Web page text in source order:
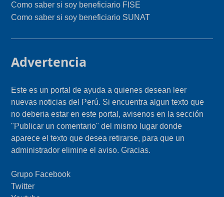
Como saber si soy beneficiario FISE
Como saber si soy beneficiario SUNAT
Advertencia
Este es un portal de ayuda a quienes desean leer
nuevas noticias del Perú. Si encuentra algun texto que
no deberia estar en este portal, avisenos en la sección
"Publicar un comentario" del mismo lugar donde
aparece el texto que desea retirarse, para que un
administrador elimine el aviso. Gracias.
Grupo Facebook
Twitter